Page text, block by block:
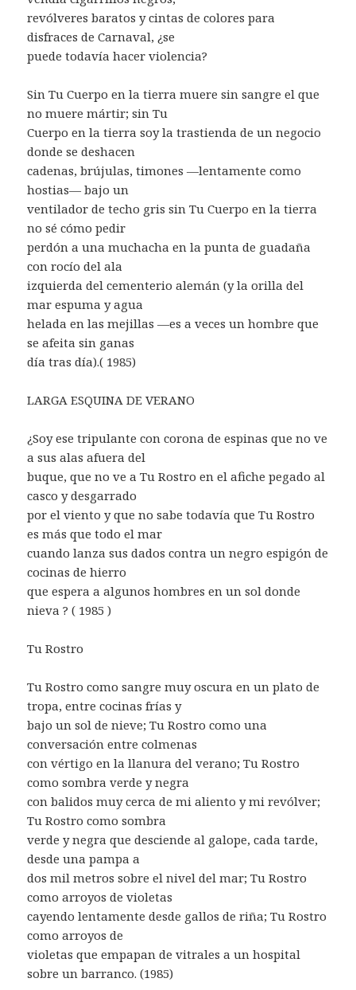
revólveres baratos y cintas de colores para
disfraces de Carnaval, ¿se
puede todavía hacer violencia?
Sin Tu Cuerpo en la tierra muere sin sangre el que
no muere mártir; sin Tu
Cuerpo en la tierra soy la trastienda de un negocio
donde se deshacen
cadenas, brújulas, timones —lentamente como
hostias— bajo un
ventilador de techo gris sin Tu Cuerpo en la tierra
no sé cómo pedir
perdón a una muchacha en la punta de guadaña
con rocío del ala
izquierda del cementerio alemán (y la orilla del
mar espuma y agua
helada en las mejillas —es a veces un hombre que
se afeita sin ganas
día tras día).( 1985)
LARGA ESQUINA DE VERANO
¿Soy ese tripulante con corona de espinas que no ve
a sus alas afuera del
buque, que no ve a Tu Rostro en el afiche pegado al
casco y desgarrado
por el viento y que no sabe todavía que Tu Rostro
es más que todo el mar
cuando lanza sus dados contra un negro espigón de
cocinas de hierro
que espera a algunos hombres en un sol donde
nieva ? ( 1985 )
Tu Rostro
Tu Rostro como sangre muy oscura en un plato de
tropa, entre cocinas frías y
bajo un sol de nieve; Tu Rostro como una
conversación entre colmenas
con vértigo en la llanura del verano; Tu Rostro
como sombra verde y negra
con balidos muy cerca de mi aliento y mi revólver;
Tu Rostro como sombra
verde y negra que desciende al galope, cada tarde,
desde una pampa a
dos mil metros sobre el nivel del mar; Tu Rostro
como arroyos de violetas
cayendo lentamente desde gallos de riña; Tu Rostro
como arroyos de
violetas que empapan de vitrales a un hospital
sobre un barranco. (1985)